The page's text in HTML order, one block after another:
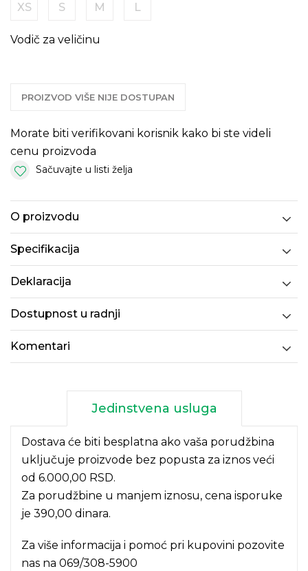
XS S M L
Vodič za veličinu
PROIZVOD VIŠE NIJE DOSTUPAN
Morate biti verifikovani korisnik kako bi ste videli
cenu proizvoda
Sačuvajte u listi želja
O proizvodu
Specifikacija
Deklaracija
Dostupnost u radnji
Komentari
Jedinstvena usluga
Dostava će biti besplatna ako vaša porudžbina
uključuje proizvode bez popusta za iznos veći
od 6.000,00 RSD.
Za porudžbine u manjem iznosu, cena isporuke
je 390,00 dinara.
Za više informacija i pomoć pri kupovini pozovite
nas na 069/308-5900